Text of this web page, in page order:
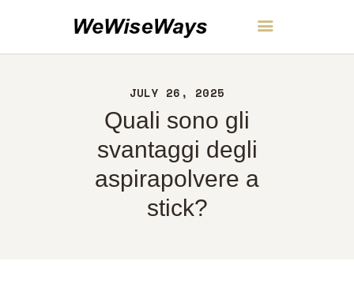
JULY 26, 2025
Quali sono gli
svantaggi degli
aspirapolvere a
stick?
WeWiseWays
INFORMAZIONI
CONTATTI
POLITICA
ITALIANO